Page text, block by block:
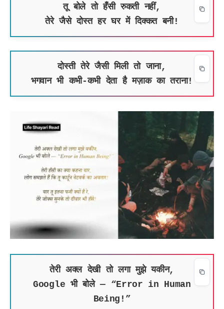
तू बोले तो हँसी रुकती नहीं,
तेरे जैसे दोस्त हर घर में दिक्कत बनी!
दोस्ती तेरे जैसी मिली तो जाना,
भगवान भी कभी-कभी देता है मज़ाक का तराना!
तेरी अक्ल देखी तो लगा मुझे यकीन,
Google भी बोले — “Error in Human
Being!”